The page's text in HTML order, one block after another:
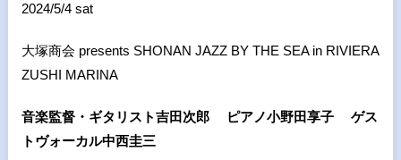
2024/5/4 sat
大塚商会 presents SHONAN JAZZ BY THE SEA in RIVIERA
ZUSHI MARINA
音楽監督・ギタリスト吉田次郎 ピアノ小野田享子 ゲス
トヴォーカル中西圭三